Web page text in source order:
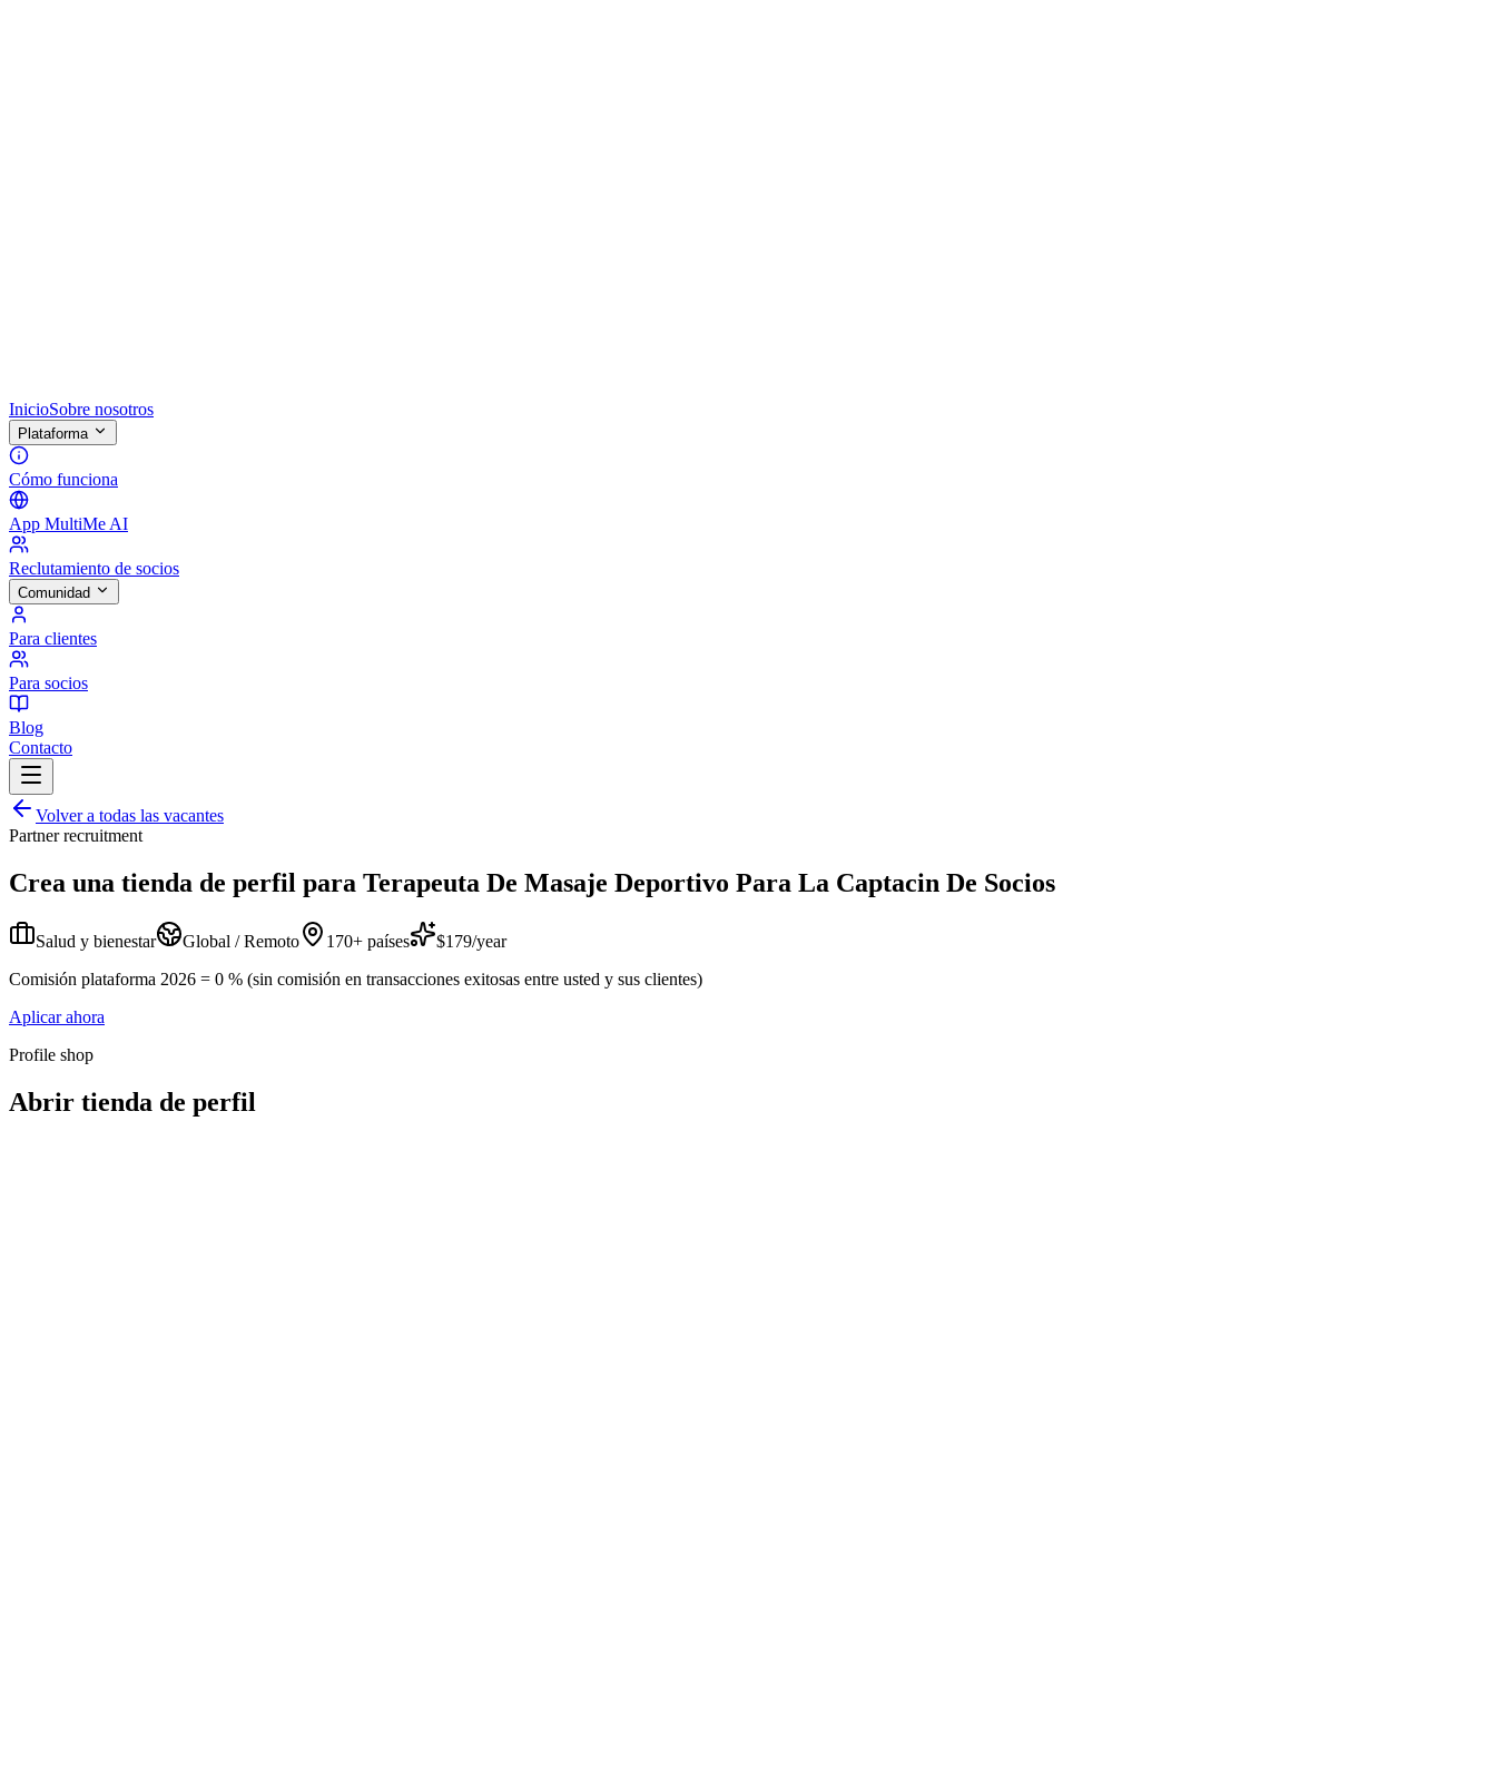
InicioSobre nosotros
Plataforma
Cómo funciona
App MultiMe AI
Reclutamiento de socios
Comunidad
Para clientes
Para socios
Blog
Contacto
Volver a todas las vacantes
Partner recruitment
Crea una tienda de perfil para Terapeuta De Masaje Deportivo Para La Captacin De Socios
Salud y bienestar Global / Remoto 170+ países
$179/year
Comisión plataforma 2026 = 0 % (sin comisión en transacciones exitosas entre usted y sus clientes)
Aplicar ahora
Profile shop
Abrir tienda de perfil